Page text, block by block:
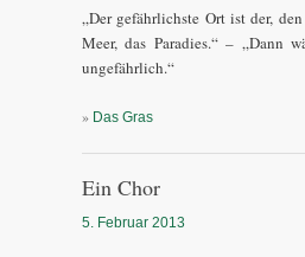
„Der gefährlichste Ort ist der,
Meer, das Paradies.“ – „Dann
ungefährlich.“
» Das Gras
Ein Chor
5. Februar 2013